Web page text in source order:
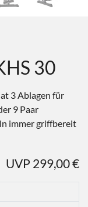
30
3 Ablagen für
9 Paar
immer griffbereit
UVP 299,00 €